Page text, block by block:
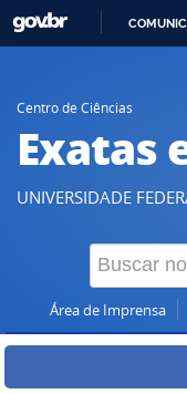
Centro de Ciências
Exatas
UNIVERSIDADE
Área de Imprensa